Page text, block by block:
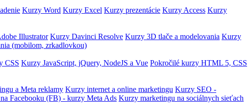
Kurzy Word Kurzy Excel Kurzy prezentácie Kurzy Access Kurzy
Illustrator Kurzy Davinci Resolve Kurzy 3D tlače a modelovania Kurzy
(mobilom, zrkadlovkou)
CSS Kurzy JavaScript, jQuery, NodeJS a Vue Pokročilé kurzy HTML 5, CSS
a Meta reklamy Kurzy internet a online marketingu Kurzy SEO -
Facebooku (FB) - kurzy Meta Ads Kurzy marketingu na sociálnych sieťach